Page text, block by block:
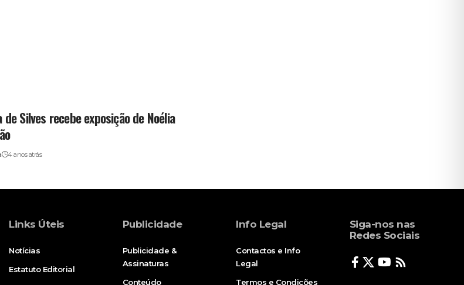
Silves recebe exposição de Noélia
4 anos atrás
Links Úteis
Notícias
Estatuto Editorial
Publicidade
Publicidade &
Assinaturas
Conteúdo
Info Legal
Contactos e Info
Legal
Termos e Condições
Siga-nos nas
Redes Sociais